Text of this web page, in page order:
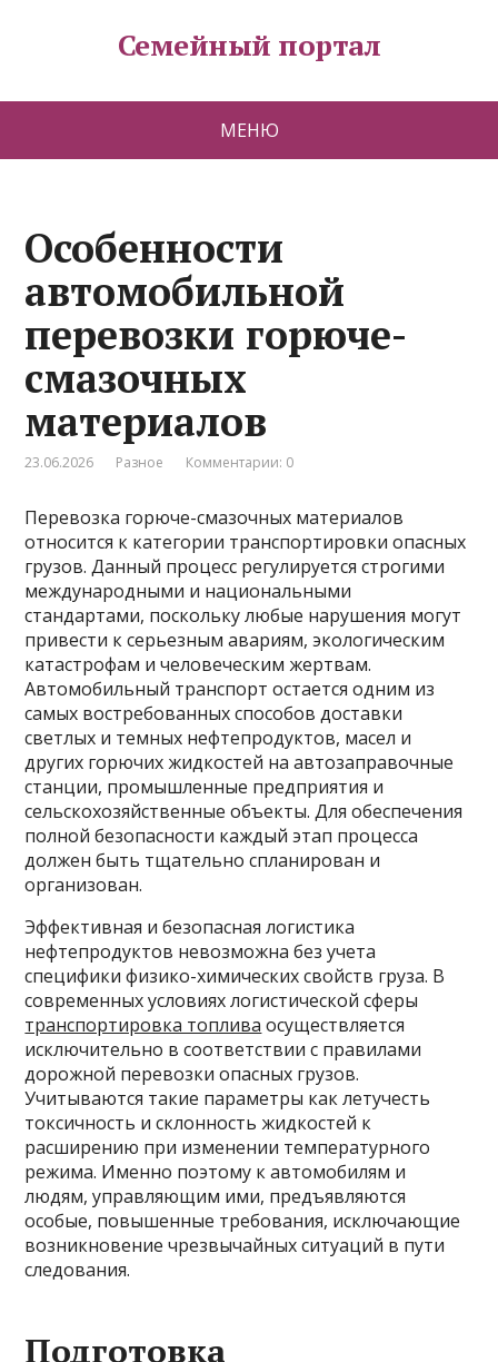
Семейный портал
МЕНЮ
Особенности
автомобильной
перевозки горюче-
смазочных
материалов
23.06.2026 Разное Комментарии: 0
Перевозка горюче-смазочных материалов
относится к категории транспортировки опасных
грузов. Данный процесс регулируется строгими
международными и национальными
стандартами, поскольку любые нарушения могут
привести к серьезным авариям, экологическим
катастрофам и человеческим жертвам.
Автомобильный транспорт остается одним из
самых востребованных способов доставки
светлых и темных нефтепродуктов, масел и
других горючих жидкостей на автозаправочные
станции, промышленные предприятия и
сельскохозяйственные объекты. Для обеспечения
полной безопасности каждый этап процесса
должен быть тщательно спланирован и
организован.
Эффективная и безопасная логистика
нефтепродуктов невозможна без учета
специфики физико-химических свойств груза. В
современных условиях логистической сферы
транспортировка топлива осуществляется
исключительно в соответствии с правилами
дорожной перевозки опасных грузов.
Учитываются такие параметры как летучесть
токсичность и склонность жидкостей к
расширению при изменении температурного
режима. Именно поэтому к автомобилям и
людям, управляющим ими, предъявляются
особые, повышенные требования, исключающие
возникновение чрезвычайных ситуаций в пути
следования.
Подготовка